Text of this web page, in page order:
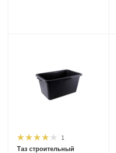
1
Таз строительный